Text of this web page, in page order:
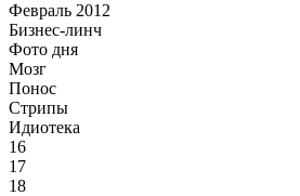
Февраль 2012
Бизнес-линч
Фото дня
Мозг
Понос
Стрипы
Идиотека
16
17
18